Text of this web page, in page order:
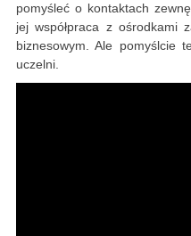
pomyśleć o kontaktach
jej współpraca z ośrodkami
biznesowym. Ale pomyślcie
uczelni.